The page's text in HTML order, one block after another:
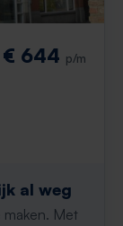
€ 644 p/m
al weg
maken. Met